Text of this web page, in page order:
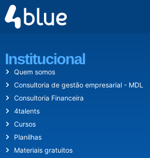
Desde 2009 criamos um mundo onde
Institucional
Quem somos
Consultoria de gestão empresarial - MDL
Consultoria Financeira
4talents
Cursos
Planilhas
Materiais gratuitos